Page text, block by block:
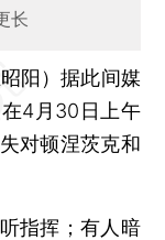
长
阳）据此间媒
4月30日上午
对顿涅茨克和
指挥；有人暗